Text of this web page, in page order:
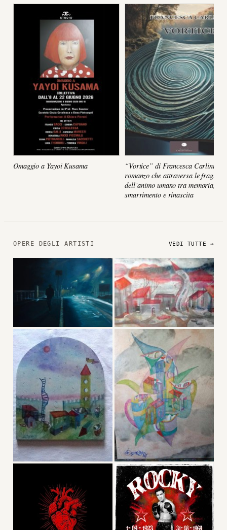
Omaggio a Yayoi Kusama
“Vortice” di Francesca Carlini, un
romanzo che attraversa le fragilità
dell’animo umano tra memoria,
smarrimento e rinascita
OPERE DEGLI ARTISTI VEDI TUTTE →